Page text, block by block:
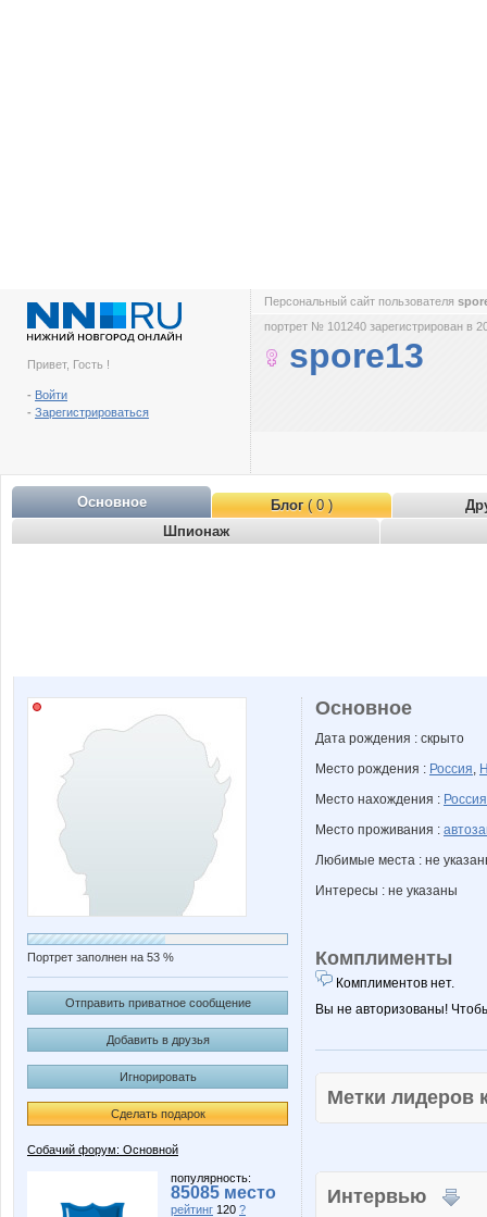
Привет, Гость !
- Войти
- Зарегистрироваться
Персональный сайт пользователя
портрет № 101240 зарегистрирован в
spore13
Основное Блог( 0 )
Шпионаж
Портрет заполнен на 53 %
Отправить приватное сообщение
Добавить в друзья
Игнорировать
Сделать подарок
Собачий форум: Основной
популярность:
85085 место
рейтинг 120 ?
Основное
Дата рождения : скрыто
Место рождения : Россия,
Место нахождения : Россия
Место проживания :
Любимые места : не
Интересы : не указаны
Комплименты
Комплиментов нет.
Вы не авторизованы!
Метки
Интервью